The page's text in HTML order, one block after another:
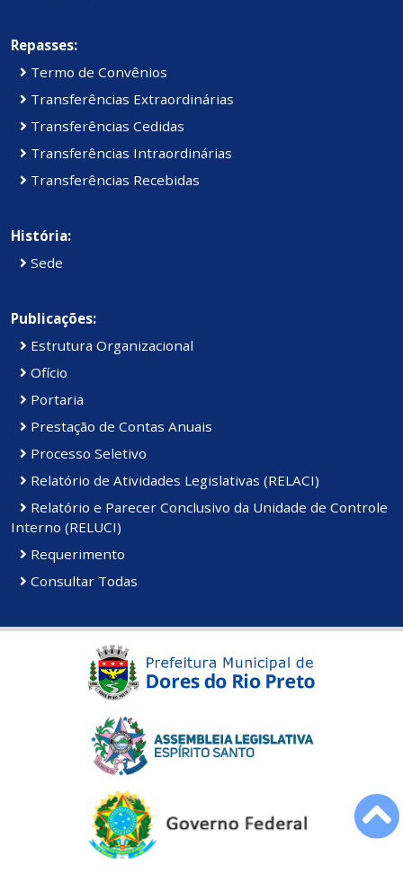
Repasses:
Termo de Convênios
Transferências Extraordinárias
Transferências Cedidas
Transferências Intraordinárias
Transferências Recebidas
História:
Sede
Publicações:
Estrutura Organizacional
Ofício
Portaria
Prestação de Contas Anuais
Processo Seletivo
Relatório de Atividades Legislativas (RELACI)
Relatório e Parecer Conclusivo da Unidade de Controle
Interno (RELUCI)
Requerimento
Consultar Todas